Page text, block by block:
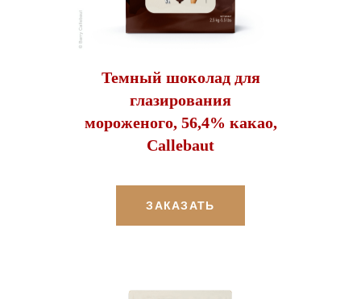
Темный шоколад для
глазирования
мороженого, 56,4% какао,
Callebaut
ЗАКАЗАТЬ